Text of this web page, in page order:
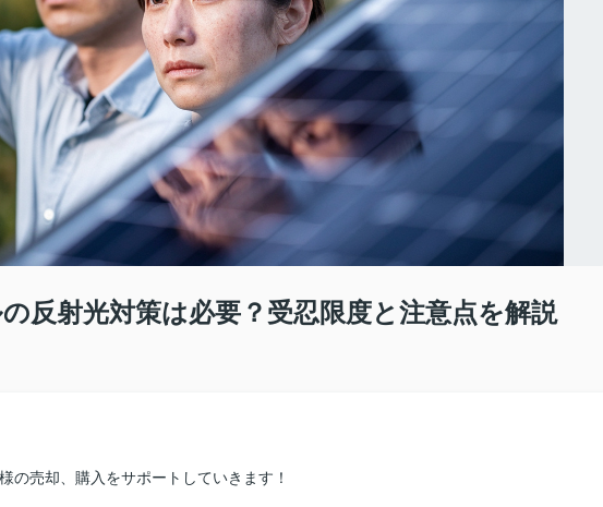
反射光対策は必要？受忍限度と注意点を解説
の売却、購入をサポートしていきます！